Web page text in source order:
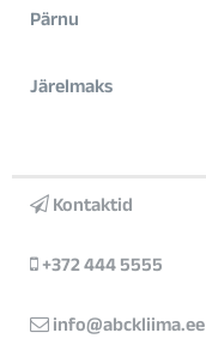
Pärnu
Järelmaks
Kontaktid
+372 444 5555
info@abckliima.ee